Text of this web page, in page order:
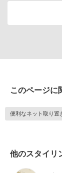
このページに
便利なネット取り置
他のスタイリ